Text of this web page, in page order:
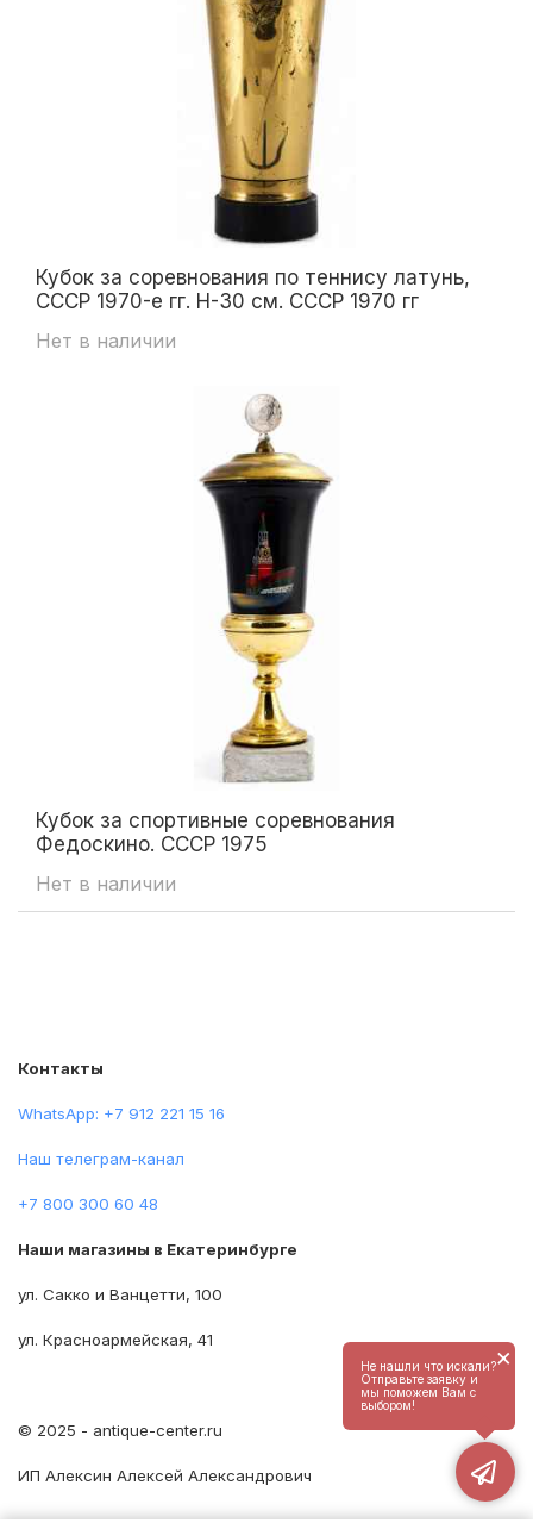
Кубок за соревнования по теннису латунь,
СССР 1970-е гг. Н-30 см. СССР 1970 гг
Нет в наличии
Кубок за спортивные соревнования
Федоскино. СССР 1975
Нет в наличии
Контакты
WhatsApp: +7 912 221 15 16
Наш телеграм-канал
+7 800 300 60 48
Наши магазины в Екатеринбурге
ул. Сакко и Ванцетти, 100
ул. Красноармейская, 41
© 2025 - antique-center.ru
ИП Алексин Алексей Александрович
Не нашли что искали?
Отправьте заявку и
мы поможем Вам с
выбором!
×